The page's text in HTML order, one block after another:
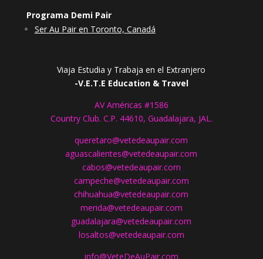
Programa Demi Pair
Ser Au Pair en Toronto, Canadá
Viaja Estudia y Trabaja en el Extranjero
-V.E.T.E Education & Travel
AV Américas #1586
Country Club. C.P. 44610, Guadalajara, JAL.
queretaro@vetedeaupair.com
aguascalientes@vetedeaupair.com
cabos@vetedeaupair.com
campeche@vetedeaupair.com
chihuahua@vetedeaupair.com
merida@vetedeaupair.com
guadalajara@vetedeaupair.com
losaltos@vetedeaupair.com
info@VeteDeAuPair.com